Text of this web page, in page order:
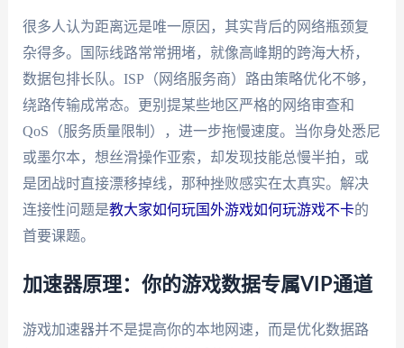
很多人认为距离远是唯一原因，其实背后的网络瓶颈复
杂得多。国际线路常常拥堵，就像高峰期的跨海大桥，
数据包排长队。ISP（网络服务商）路由策略优化不够，
绕路传输成常态。更别提某些地区严格的网络审查和
QoS（服务质量限制），进一步拖慢速度。当你身处悉尼
或墨尔本，想丝滑操作亚索，却发现技能总慢半拍，或
是团战时直接漂移掉线，那种挫败感实在太真实。解决
连接性问题是教大家如何玩国外游戏如何玩游戏不卡的
首要课题。
加速器原理：你的游戏数据专属VIP通道
游戏加速器并不是提高你的本地网速，而是优化数据路